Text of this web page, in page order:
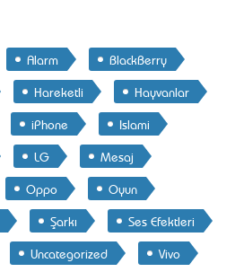
Alarm
BlackBerry
Hareketli
Hayvanlar
iPhone
Islami
LG
Mesaj
Oppo
Oyun
Şarkı
Ses Efektleri
Uncategorized Vivo